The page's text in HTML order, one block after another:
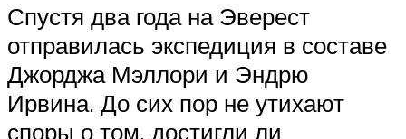
Спустя два года на Эверест
отправилась экспедиция в составе
Джорджа Мэллори и Эндрю
Ирвина. До сих пор не утихают
споры о том, достигли ли